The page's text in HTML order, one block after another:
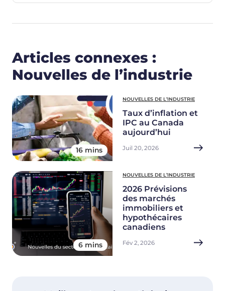
Articles connexes :
Nouvelles de l’industrie
16 mins
NOUVELLES DE L’INDUSTRIE
Taux d’inflation et
IPC au Canada
aujourd’hui
Juil 20, 2026
6 mins
NOUVELLES DE L’INDUSTRIE
2026 Prévisions
des marchés
immobiliers et
hypothécaires
canadiens
Fév 2, 2026